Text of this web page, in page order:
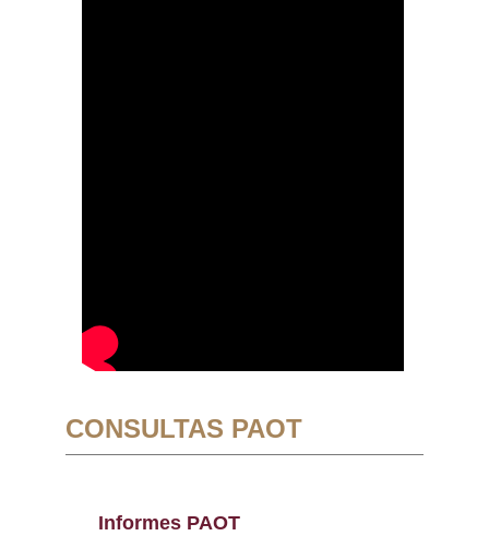
CONSULTAS PAOT
Informes PAOT